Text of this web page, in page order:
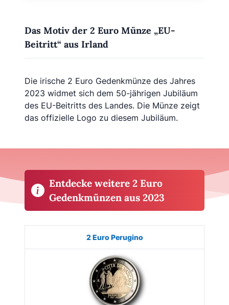
Das Motiv der 2 Euro Münze „EU-
Beitritt“ aus Irland
Die irische 2 Euro Gedenkmünze des Jahres
2023 widmet sich dem 50-jährigen Jubiläum
des EU-Beitritts des Landes. Die Münze zeigt
das offizielle Logo zu diesem Jubiläum.
Entdecke weitere 2 Euro
Gedenkmünzen aus 2023
Land Ausgabe
2 Euro Perugino